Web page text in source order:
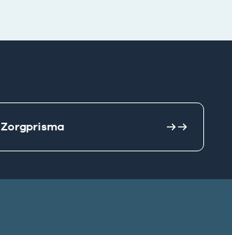
Zorgprisma